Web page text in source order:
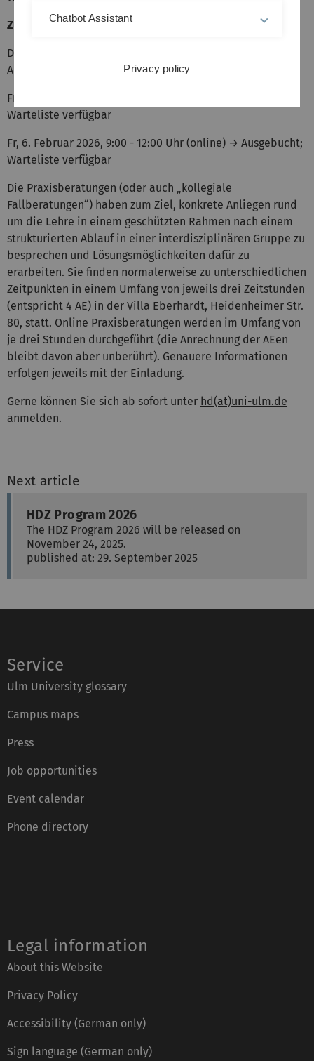
Zusatztermine:
Do, 13. November 2025, 14:00 - 17:00 Uhr (online) →
Ausgebucht; Warteliste verfügbar
Fr, 23. Januar 2026, 9:00 - 12:00 Uhr (online) → Ausgebucht;
Warteliste verfügbar
Fr, 6. Februar 2026, 9:00 - 12:00 Uhr (online) → Ausgebucht;
Warteliste verfügbar
Die Praxisberatungen (oder auch „kollegiale
Fallberatungen“) haben zum Ziel, konkrete Anliegen rund
um die Lehre in einem geschützten Rahmen nach einem
strukturierten Ablauf in einer interdisziplinären Gruppe zu
besprechen und Lösungsmöglichkeiten dafür zu
erarbeiten. Sie finden normalerweise zu unterschiedlichen
Zeitpunkten in einem Umfang von jeweils drei Zeitstunden
(entspricht 4 AE) in der Villa Eberhardt, Heidenheimer Str.
80, statt. Online Praxisberatungen werden im Umfang von
je drei Stunden durchgeführt (die Anrechnung der AEen
bleibt davon aber unberührt). Genauere Informationen
erfolgen jeweils mit der Einladung.
Gerne können Sie sich ab sofort unter hd(at)uni-ulm.de
anmelden.
Next article
HDZ Program 2026
The HDZ Program 2026 will be released on
November 24, 2025.
published at: 29. September 2025
Service
Ulm University glossary
Campus maps
Press
Job opportunities
Event calendar
Phone directory
Legal information
About this Website
Privacy Policy
Accessibility (German only)
Sign language (German only)
Chatbot Assistant
Privacy policy